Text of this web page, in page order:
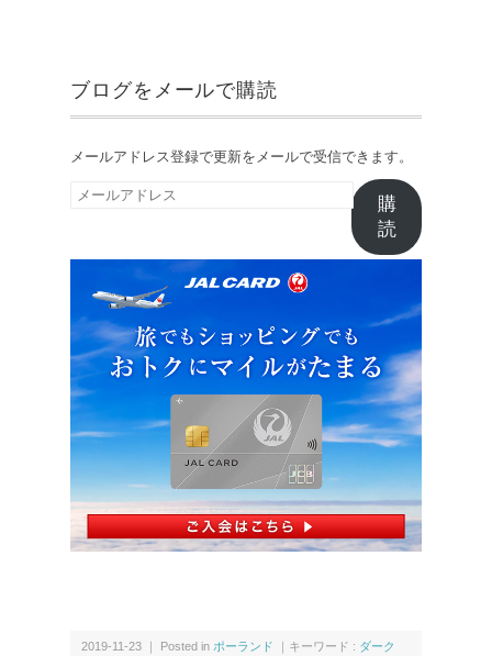
ブログをメールで購読
メールアドレス登録で更新をメールで受信できます。
メ
ド
レ
ス
購
読
2019-11-23 ｜ Posted in ポーランド ｜キーワード : ダーク